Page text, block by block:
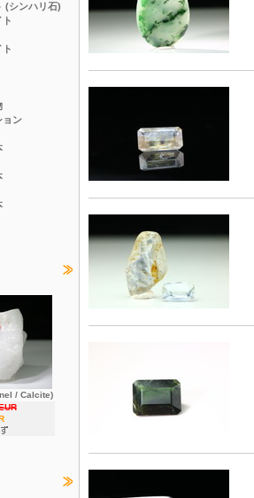
(シンハリ石)
ョン
/ Calcite)